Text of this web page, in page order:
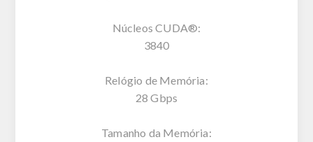
Núcleos CUDA®:
3840
Relógio de Memória:
28 Gbps
Tamanho da Memória: